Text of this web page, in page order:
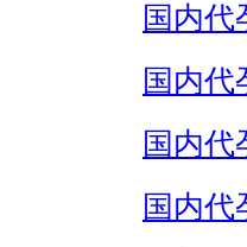
国内代
国内代
国内代
国内代